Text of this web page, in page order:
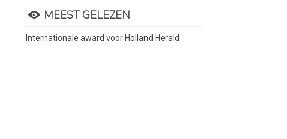
MEEST GELEZEN
Internationale award voor Holland Herald